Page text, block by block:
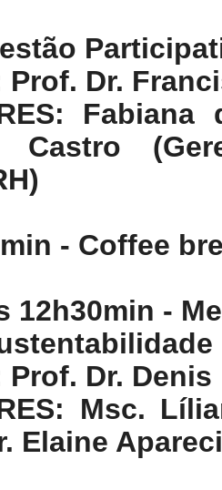
Prof. Dr.
Castro
- Coffee
12h30min -
Prof. Dr.
Msc.
Elaine